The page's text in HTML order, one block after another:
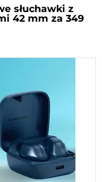
słuchawki z
42 mm za 349